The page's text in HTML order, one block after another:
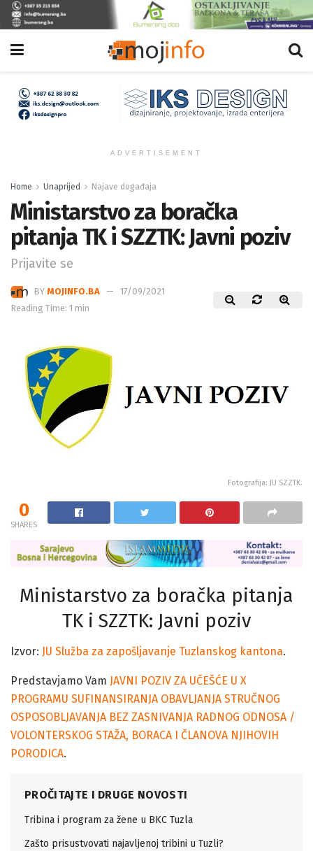
ADVERTISEMENT
Home Unaprijed Najave događaja
Ministarstvo za boračka
pitanja TK i SZZTK: Javni poziv
Prijavite se
BY MOJINFO.BA
17/09/2021
Reading Time: 1 min
Fotografija: JU SZZTK.
0
SHARES
Ministarstvo za boračka pitanja
TK i SZZTK: Javni poziv
Izvor: JU Služba za zapošljavanje Tuzlanskog kantona.
Predstavjamo Vam JAVNI POZIV ZA UČEŠĆE U X
PROGRAMU SUFINANSIRANJA OBAVLJANJA STRUČNOG
OSPOSOBLJAVANJA BEZ ZASNIVANJA RADNOG ODNOSA /
VOLONTERSKOG STAŽA, BORACA I ČLANOVA NJIHOVIH
PORODICA.
PROČITAJTE I DRUGE NOVOSTI
Tribina i program za žene u BKC Tuzla
Zašto prisustvovati najavljenoj tribini u Tuzli?